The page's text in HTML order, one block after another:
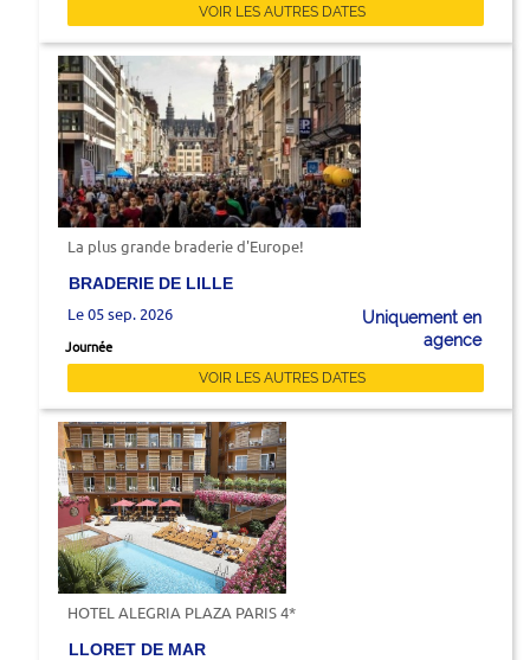
VOIR LES AUTRES DATES
La plus grande braderie d'Europe!
BRADERIE DE LILLE
Le 05 sep. 2026
Journée
Uniquement en
agence
VOIR LES AUTRES DATES
HOTEL ALEGRIA PLAZA PARIS 4*
LLORET DE MAR